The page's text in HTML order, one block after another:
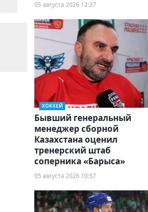
05 августа 2026 12:37
ХОККЕЙ
Бывший генеральный
менеджер сборной
Казахстана оценил
тренерский штаб
соперника «Барыса»
05 августа 2026 10:57